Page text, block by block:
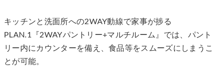
キッチンと洗面所への2WAY動線で家事が捗る
PLAN.1『2WAYパントリー+マルチルーム』では、パント
リー内にカウンターを備え、食品等をスムーズにしまうこ
とが可能。